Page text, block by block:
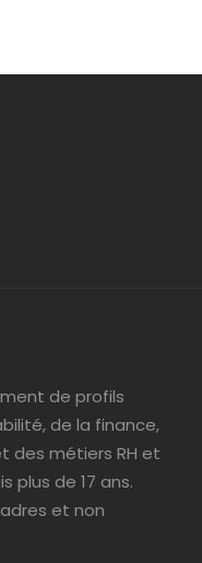
de profils
de la finance,
des métiers RH et
plus de 17 ans.
et non